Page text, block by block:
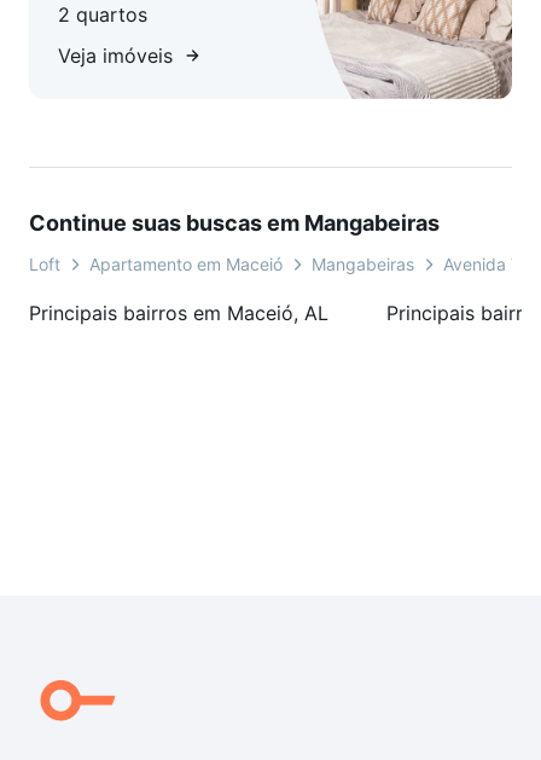
2 quartos
Veja imóveis
Continue suas buscas em Mangabeiras
Loft Apartamento em Maceió Mangabeiras Avenida
Principais bairros em Maceió, AL Principais